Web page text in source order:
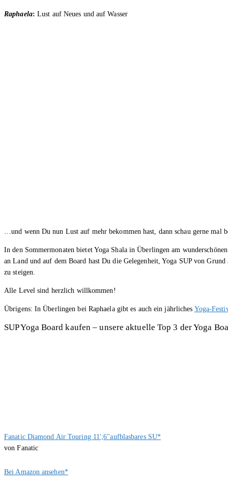
Raphaela: Lust auf Neues und auf Wasser
…und wenn Du nun Lust auf mehr bekommen hast, dann schau gerne mal
In den Sommermonaten bietet Yoga Shala in Überlingen am
an Land und auf dem Board hast Du die Gelegenheit, Yoga SUP von
zu steigen.
Alle Level sind herzlich willkommen!
Übrigens: In Überlingen bei Raphaela gibt es auch ein jährliches Yoga-
SUP Yoga Board kaufen – unsere aktuelle Top 3 der Yoga
Fanatic Diamond Air Touring 11';6"aufblasbares SU*
von Fanatic
Bei Amazon ansehen*